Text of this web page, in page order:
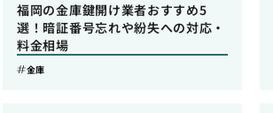
福岡の金庫鍵開け業者おすすめ5
選！暗証番号忘れや紛失への対応・
料金相場
金庫